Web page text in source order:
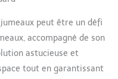
peut être un défi
accompagné de son
astucieuse et
tout en garantissant